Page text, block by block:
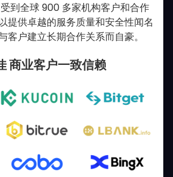
到全球 900 多家机构客户和合作
提供卓越的服务质量和安全性闻名
客户建立长期合作关系而自豪。
商业客户一致信赖